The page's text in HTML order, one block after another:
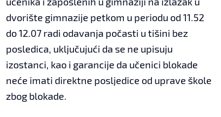
dvorište gimnazije petkom u periodu od 11.52
do 12.07 radi odavanja počasti u tišini bez
posledica, uključujući da se ne upisuju
izostanci, kao i garancije da učenici blokade
neće imati direktne posljedice od uprave škole
zbog blokade.